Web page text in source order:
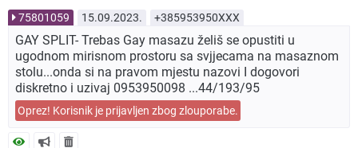
75801059 15.09.2023. +385953950XXX
GAY SPLIT- Trebas Gay masazu želiš se opustiti u
ugodnom mirisnom prostoru sa svjjecama na masaznom
stolu...onda si na pravom mjestu nazovi I dogovori
diskretno i uzivaj 0953950098 ...44/193/95
Oprez! Korisnik je prijavljen zbog zlouporabe.